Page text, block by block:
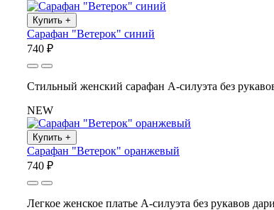
Купить +
Сарафан "Ветерок" синий
740 ₽
Стильный женский сарафан А-силуэта без
NEW
Купить +
Сарафан "Ветерок" оранжевый
740 ₽
Легкое женское платье А-силуэта без рукавов